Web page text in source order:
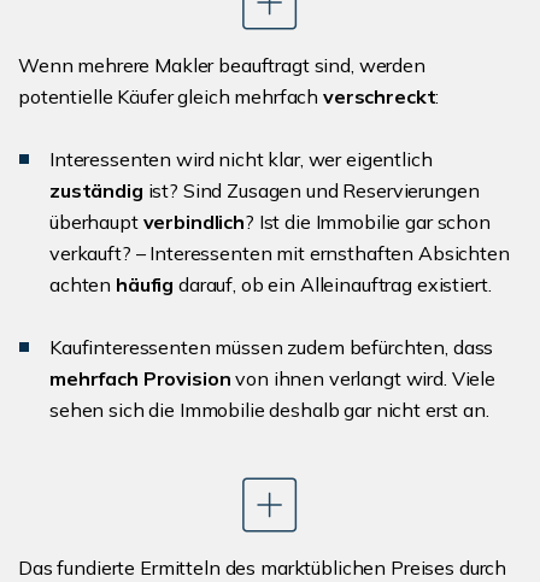
Wenn mehrere Makler beauftragt sind, werden
potentielle Käufer gleich mehrfach verschreckt:
Interessenten wird nicht klar, wer eigentlich
zuständig ist? Sind Zusagen und Reservierungen
überhaupt verbindlich? Ist die Immobilie gar schon
verkauft? – Interessenten mit ernsthaften Absichten
achten häufig darauf, ob ein Alleinauftrag existiert.
Kaufinteressenten müssen zudem befürchten, dass
mehrfach Provision von ihnen verlangt wird. Viele
sehen sich die Immobilie deshalb gar nicht erst an.
Das fundierte Ermitteln des marktüblichen Preises durch